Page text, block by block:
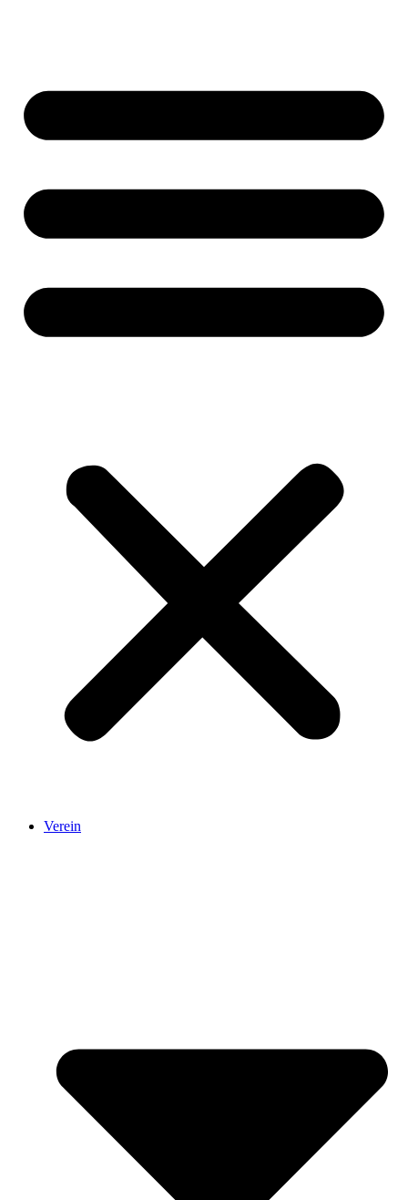
Verein